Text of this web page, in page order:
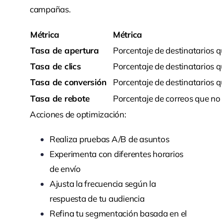
campañas.
Métrica
Métrica
Tasa de apertura
Porcentaje de destinatarios
Tasa de clics
Porcentaje de destinatarios
Tasa de conversión
Porcentaje de destinatarios
Tasa de rebote
Porcentaje de correos que
Acciones de optimización:
Realiza pruebas A/B de asuntos
Experimenta con diferentes horarios
de envío
Ajusta la frecuencia según la
respuesta de tu audiencia
Refina tu segmentación basada en el